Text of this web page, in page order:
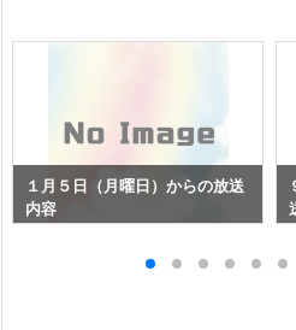
１月５日（月曜日）からの放送
内容